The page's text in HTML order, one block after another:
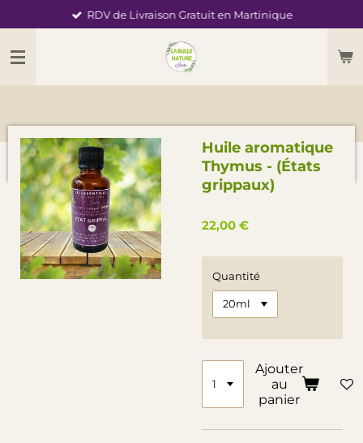
contenu
RDV de Livraison Gratuit en Martinique
Huile aromatique
Thymus - (États
grippaux)
22,00 €
Quantité
Ajouter
au
panier